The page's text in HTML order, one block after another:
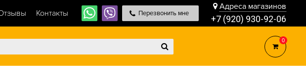
Контакты Перезвонить мне
Адреса магазинов
+7 (920) 930-92-06
0